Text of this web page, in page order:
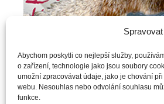
Abychom poskytli co nejlepší služby,
o zařízení, technologie jako jsou soubory
umožní zpracovávat údaje, jako je chování
webu. Nesouhlas nebo odvolání souhlasu
funkce.